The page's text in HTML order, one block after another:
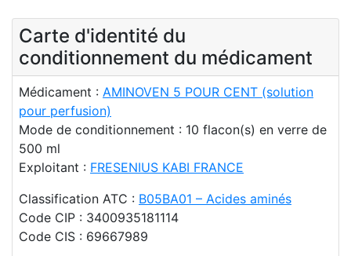
Carte d'identité du
conditionnement du médicament
Médicament : AMINOVEN 5 POUR CENT (solution
pour perfusion)
Mode de conditionnement : 10 flacon(s) en verre de
500 ml
Exploitant : FRESENIUS KABI FRANCE
Classification ATC : B05BA01 – Acides aminés
Code CIP : 3400935181114
Code CIS : 69667989